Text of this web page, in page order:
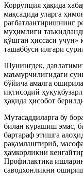
Коррупция ҳақида
мақсадида уларга
рағбатлантиришнинг
муҳимлиги
қўшган ҳиссаси учун»
ташаббуси илгари
Шунингдек,
маъмурчилигидаги
бўйича амалга
иқтисодий
ҳақида ҳисобот
Мутасаддиларга бу
билан курашиш эмас,
бартараф этишга
рақамлаштириб,
ҳамкорликни
Профилактика
саводхонликни